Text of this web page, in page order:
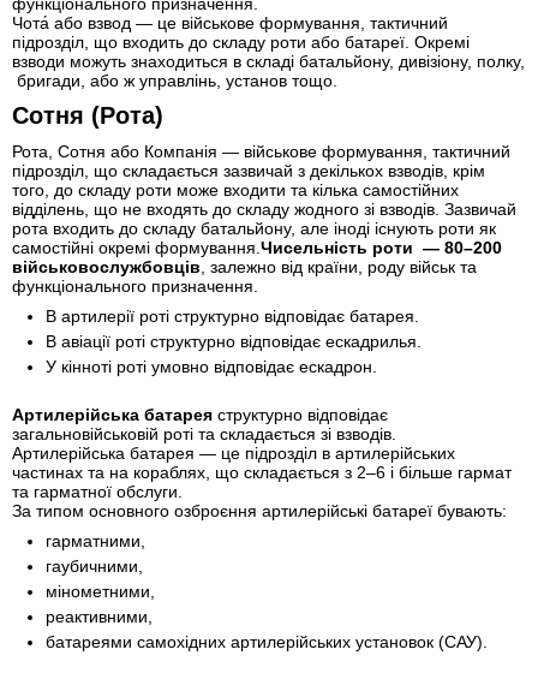
функціонального призначення.
Чота́ або взвод — це військове формування, тактичний
підрозділ, що входить до складу роти або батареї. Окремі
взводи можуть знаходиться в складі батальйону, дивізіону, полку,
бригади, або ж управлінь, установ тощо.
Сотня (Рота)
Рота, Сотня або Компанія — військове формування, тактичний
підрозділ, що складається зазвичай з декількох взводів, крім
того, до складу роти може входити та кілька самостійних
відділень, що не входять до складу жодного зі взводів. Зазвичай
рота входить до складу батальйону, але іноді існують роти як
самостійні окремі формування.Чисельність роти — 80–200
військовослужбовців, залежно від країни, роду військ та
функціонального призначення.
В артилерії роті структурно відповідає батарея.
В авіації роті структурно відповідає ескадрилья.
У кінноті роті умовно відповідає ескадрон.
Артилерійська батарея структурно відповідає
загальновійськовій роті та складається зі взводів.
Артилерійська батарея — це підрозділ в артилерійських
частинах та на кораблях, що складається з 2–6 і більше гармат
та гарматної обслуги.
За типом основного озброєння артилерійські батареї бувають:
гарматними,
гаубичними,
мінометними,
реактивними,
батареями самохідних артилерійських установок (САУ).